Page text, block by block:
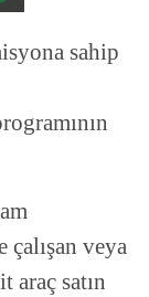
sahip
çalışan veya
satın